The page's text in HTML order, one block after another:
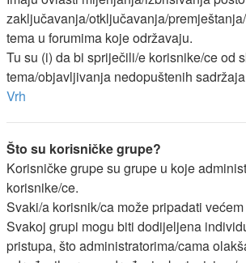
zaključavanja/otključavanja/
tema u forumima koje održavaju.
Tu su (i) da bi spriječili/e korisnike/ce od
tema/objavljivanja nedopuštenih
Vrh
Što su korisničke grupe?
Korisničke grupe su grupe u koje
korisnike/ce.
Svaki/a korisnik/ca može pripadati
Svakoj grupi mogu biti dodijeljena
pristupa, što administratorima/cama